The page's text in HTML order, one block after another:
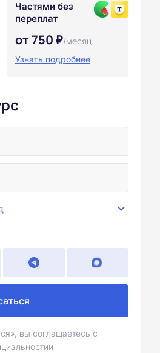
Частями без
переплат
от 750 ₽/месяц
Узнать подробнее
вы соглашаетесь с